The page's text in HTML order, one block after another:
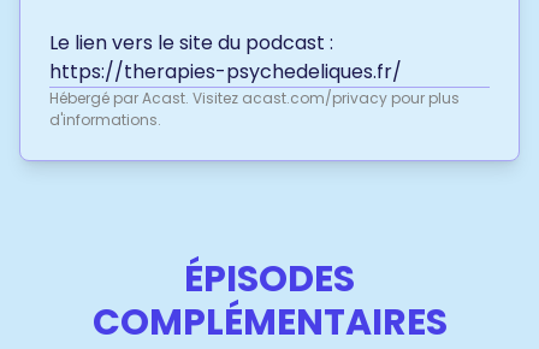
Le lien vers le site du podcast :
https://therapies-psychedeliques.fr/
Hébergé par Acast. Visitez acast.com/privacy pour plus
d'informations.
ÉPISODES
COMPLÉMENTAIRES